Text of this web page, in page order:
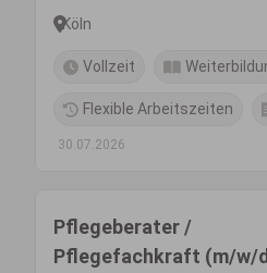
Köln
Vollzeit
Flexible Arbeitszeiten
30.07.2026
Pflegeberater /
Pflegefachkraft (m/w/